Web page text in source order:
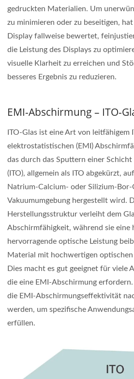
gedruckten Materialien. Um
zu minimieren oder zu beseitigen,
Display fallweise bewertet,
die Leistung des Displays zu
visuelle Klarheit zu erreichen und
besseres Ergebnis zu reduzieren.
EMI-Abschirmung – ITO-
ITO-Glas ist eine Art von leitfähigem
elektrostatistischen (EMI)
das durch das Sputtern einer
(ITO), allgemein als ITO abgekürzt,
Natrium-Calcium- oder Silizium-Bor-
Vakuumumgebung hergestellt wird.
Herstellungsstruktur verleiht dem
Abschirmfähigkeit, während sie eine
hervorragende optische Leistung
Material mit hochwertigen optischen
Dies macht es gut geeignet für viele
die eine EMI-Abschirmung
die EMI-Abschirmungseffektivität
werden, um spezifische
erfüllen.